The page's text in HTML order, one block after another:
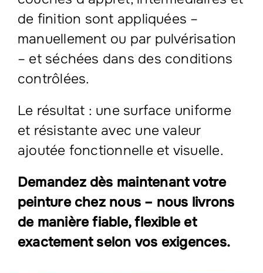
de finition sont appliquées –
manuellement ou par pulvérisation
– et séchées dans des conditions
contrôlées.
Le résultat : une surface uniforme
et résistante avec une valeur
ajoutée fonctionnelle et visuelle.
Demandez dès maintenant votre
peinture chez nous – nous livrons
de manière fiable, flexible et
exactement selon vos exigences.